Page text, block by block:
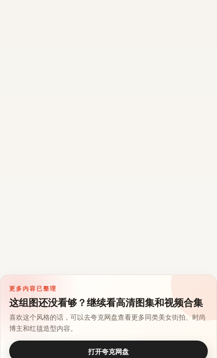
更多内容已整理
这组图还没看够？继续看高清图集和视频合集
喜欢这个风格的话，可以去夸克网盘查看更多同类美女街拍、时尚
博主和红毯造型内容。
打开夸克网盘